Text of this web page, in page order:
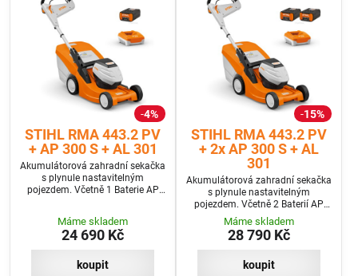
4%
STIHL RMA 443.2 PV
+ AP 300 S + AL 301
Akumulátorová zahradní sekačka
s plynule nastavitelným
pojezdem. Včetně 1 Baterie AP
Máme skladem
24 690 Kč
koupit
15%
STIHL RMA 443.2 PV
+ 2x AP 300 S + AL
301
Akumulátorová zahradní sekačka
s plynule nastavitelným
pojezdem. Včetně 2 Baterií AP
300 S a Rychlonabíječky AL 301
Máme skladem
28 790 Kč
koupit